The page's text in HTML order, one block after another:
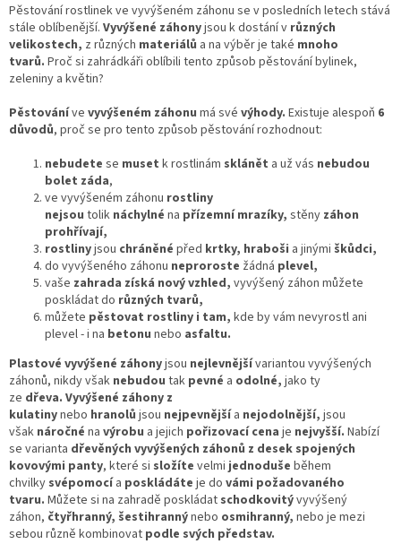
Pěstování rostlinek ve vyvýšeném záhonu se v posledních letech stává
stále oblíbenější. Vyvýšené záhonyjsou k dostání v různých
velikostech, z různých materiálů a na výběr je také mnoho
tvarů. Proč si zahrádkáři oblíbili tento způsob pěstování bylinek,
zeleniny a květin?
Pěstováníve vyvýšeném záhonu má své výhody. Existuje alespoň 6
důvodů, proč se pro tento způsob pěstování rozhodnout:
nebudete se muset k rostlinám sklánět a už vás nebudou
bolet záda,
ve vyvýšeném záhonu rostliny
nejsou tolik náchylné na přízemní mrazíky, stěny záhon
prohřívají,
rostlinyjsou chráněné před krtky, hraboši a jinými škůdci,
do vyvýšeného záhonu neproroste žádná plevel,
vaše zahrada získá nový vzhled, vyvýšený záhon můžete
poskládat do různých tvarů,
můžete pěstovat rostliny i tam, kde by vám nevyrostl ani
plevel - i na betonu nebo asfaltu.
Plastové vyvýšené záhonyjsou nejlevnějšívariantou vyvýšených
záhonů, nikdy však nebudou tak pevné a odolné, jako ty
ze dřeva. Vyvýšené záhony z
kulatinynebo hranolů jsou nejpevnější a nejodolnější, jsou
však náročné na výrobu a jejich pořizovací cena je nejvyšší. Nabízí
se varianta dřevěných vyvýšených záhonů z desek spojených
kovovými panty, které si složíte velmi jednoduše během
chvilky svépomocí a poskládáte je do vámi požadovaného
tvaru. Můžete si na zahradě poskládat schodkovitývyvýšený
záhon, čtyřhranný, šestihrannýnebo osmihranný, nebo je mezi
sebou různě kombinovat podle svých představ.